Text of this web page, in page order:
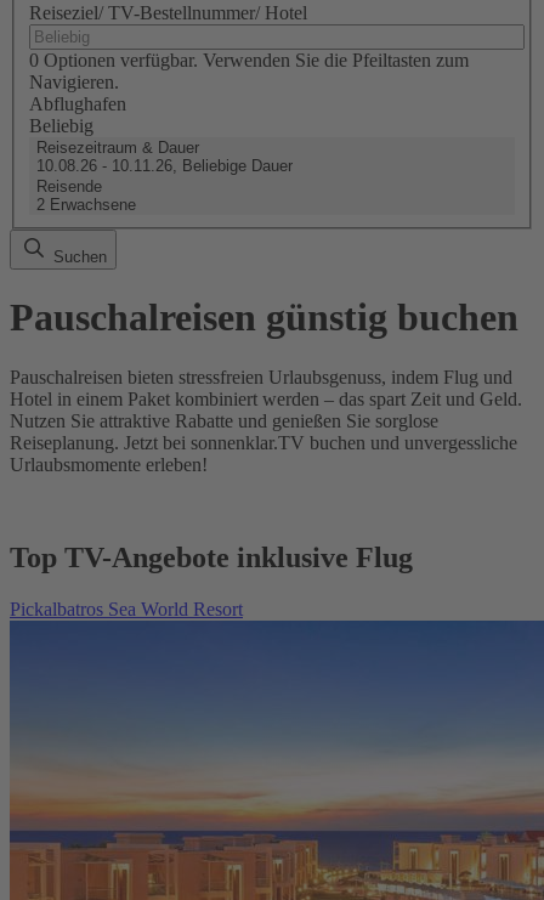
Reiseziel/ TV-Bestellnummer/ Hotel
0 Optionen verfügbar. Verwenden Sie die Pfeiltasten zum
Navigieren.
Abflughafen
Beliebig
Reisezeitraum & Dauer
10.08.26 - 10.11.26, Beliebige Dauer
Reisende
2 Erwachsene
Suchen
Pauschalreisen günstig buchen
Pauschalreisen bieten stressfreien Urlaubsgenuss, indem Flug und
Hotel in einem Paket kombiniert werden – das spart Zeit und Geld.
Nutzen Sie attraktive Rabatte und genießen Sie sorglose
Reiseplanung. Jetzt bei sonnenklar.TV buchen und unvergessliche
Urlaubsmomente erleben!
Top TV-Angebote inklusive Flug
Pickalbatros Sea World Resort